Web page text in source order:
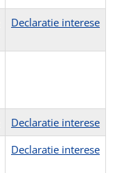
Declaratie interese
Declaratie interese
Declaratie interese